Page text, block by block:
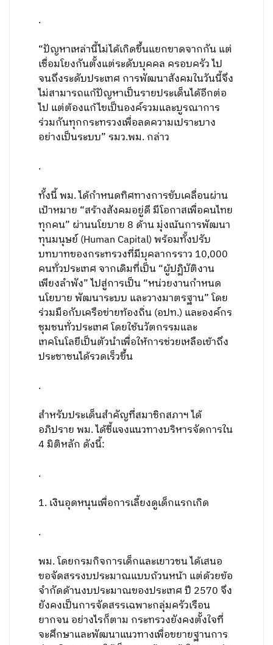
.
“ปัญหาเหล่านี้ไม่ได้เกิดขึ้นแยกขาดจากกัน แต่
เชื่อมโยงกันตั้งแต่ระดับบุคคล ครอบครัว ไป
จนถึงระดับประเทศ การพัฒนาสังคมในวันนี้จึง
ไม่สามารถแก้ปัญหาเป็นรายประเด็นได้อีกต่อ
ไป แต่ต้องแก้ไขเป็นองค์รวมและบูรณาการ
ร่วมกันทุกกระทรวงเพื่อลดความเปราะบาง
อย่างเป็นระบบ” รมว.พม. กล่าว
.
ทั้งนี้ พม. ได้กำหนดทิศทางการขับเคลื่อนผ่าน
เป้าหมาย “สร้างสังคมอยู่ดี มีโอกาสเพื่อคนไทย
ทุกคน” ผ่านนโยบาย 8 ด้าน มุ่งเน้นการพัฒนา
ทุนมนุษย์ (Human Capital) พร้อมทั้งปรับ
บทบาทของกระทรวงที่มีบุคลากรราว 10,000
คนทั่วประเทศ จากเดิมที่เป็น “ผู้ปฏิบัติงาน
เพียงลำพัง” ไปสู่การเป็น “หน่วยงานกำหนด
นโยบาย พัฒนาระบบ และวางมาตรฐาน” โดย
ร่วมมือกับเครือข่ายท้องถิ่น (อปท.) และองค์กร
ชุมชนทั่วประเทศ โดยใช้นวัตกรรมและ
เทคโนโลยีเป็นตัวนำเพื่อให้การช่วยเหลือเข้าถึง
ประชาชนได้รวดเร็วขึ้น
.
สำหรับประเด็นสำคัญที่สมาชิกสภาฯ ได้
อภิปราย พม. ได้ชี้แจงแนวทางบริหารจัดการใน
4 มิติหลัก ดังนี้:
.
1. เงินอุดหนุนเพื่อการเลี้ยงดูเด็กแรกเกิด
.
พม. โดยกรมกิจการเด็กและเยาวชน ได้เสนอ
ขอจัดสรรงบประมาณแบบถ้วนหน้า แต่ด้วยข้อ
จำกัดด้านงบประมาณของประเทศ ปี 2570 จึง
ยังคงเป็นการจัดสรรเฉพาะกลุ่มครัวเรือน
ยากจน อย่างไรก็ตาม กระทรวงยังคงตั้งใจที่
จะศึกษาและพัฒนาแนวทางเพื่อขยายฐานการ